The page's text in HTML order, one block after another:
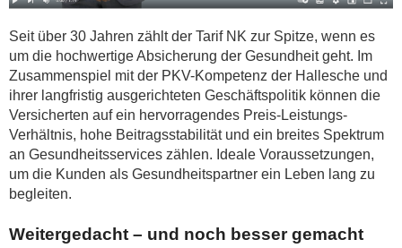
Seit über 30 Jahren zählt der Tarif NK zur Spitze, wenn es
um die hochwertige Absicherung der Gesundheit geht. Im
Zusammenspiel mit der PKV-Kompetenz der Hallesche und
ihrer langfristig ausgerichteten Geschäftspolitik können die
Versicherten auf ein hervorragendes Preis-Leistungs-
Verhältnis, hohe Beitragsstabilität und ein breites Spektrum
an Gesundheitsservices zählen. Ideale Voraussetzungen,
um die Kunden als Gesundheitspartner ein Leben lang zu
begleiten.
Weitergedacht – und noch besser gemacht